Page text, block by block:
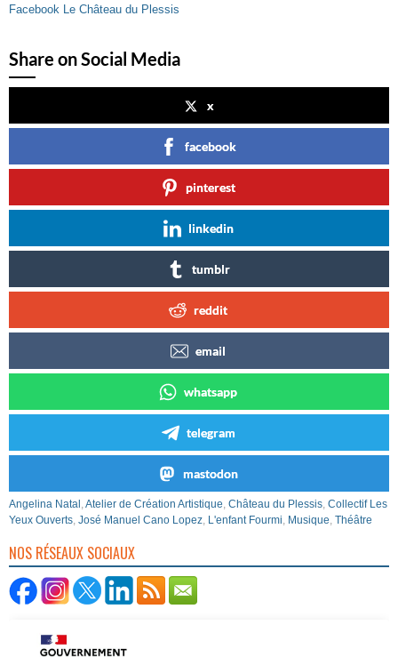
Facebook Le Château du Plessis
Share on Social Media
x
facebook
pinterest
linkedin
tumblr
reddit
email
whatsapp
telegram
mastodon
Angelina Natal ,Atelier de Création Artistique, Château du Plessis, Collectif Les
Yeux Ouverts, José Manuel Cano Lopez, L'enfant Fourmi, Musique, Théâtre
NOS RÉSEAUX SOCIAUX